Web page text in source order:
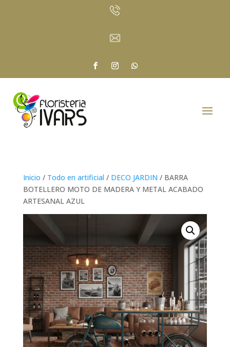
Inicio / Todo en artificial / DECO JARDIN / BARRA
BOTELLERO MOTO DE MADERA Y METAL ACABADO
ARTESANAL AZUL